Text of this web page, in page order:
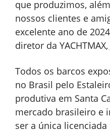
que produzimos,
nossos clientes e
excelente ano de
diretor da
Todos os barcos
no Brasil pelo
produtiva em Santa
mercado brasileiro e
ser a única